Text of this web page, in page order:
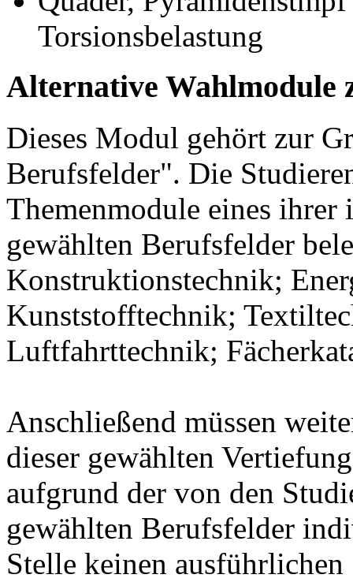
Torsionsbelastung
Alternative Wahlmodule
Dieses Modul gehört zur
Berufsfelder". Die
Themenmodule eines ihrer
gewählten Berufsfelder
Konstruktionstechnik;
Kunststofftechnik;
Luftfahrttechnik;
Anschließend müssen
dieser gewählten
aufgrund der von den
gewählten Berufsfelder
Stelle keinen